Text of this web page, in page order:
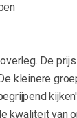
De
kleinere
kwaliteit van